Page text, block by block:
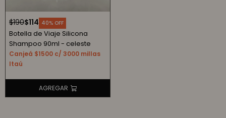
$114
$190 40
Botella de Viaje Silicona
Shampoo 90ml - celeste
Canjeá $1500 c/ 3000 millas
Itaú